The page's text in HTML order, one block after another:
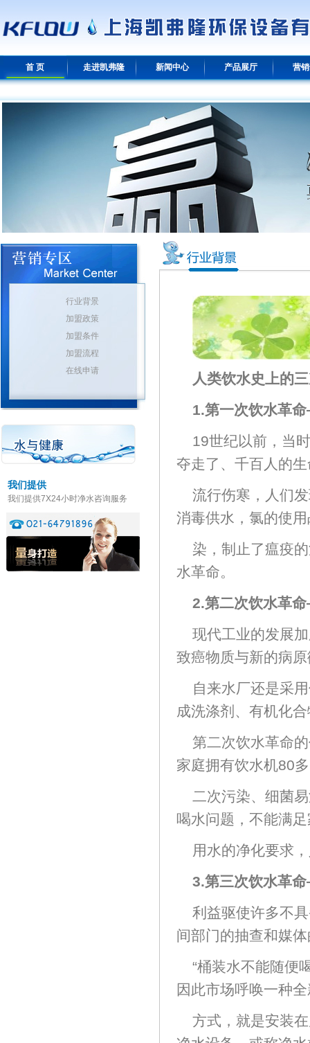
首 页 走进凯弗隆 新闻中心 产品展厅 营
行业背景
加盟政策
加盟条件
加盟流程
在线申请
我们提供
我们提供7X24小时净水咨询服务
人类饮水史上的
1.第一次饮水革
19世纪以前，当
夺走了、千百人的
流行伤寒，人们
消毒供水，氯的使
染，制止了瘟疫
水革命。
2.第二次饮水革
现代工业的发展
致癌物质与新的病
自来水厂还是采
成洗涤剂、有机化
第二次饮水革命
家庭拥有饮水机80
二次污染、细菌
喝水问题，不能满
用水的净化要求
3.第三次饮水革
利益驱使许多不
间部门的抽查和媒
“桶装水不能随便
因此市场呼唤一种
方式，就是安装